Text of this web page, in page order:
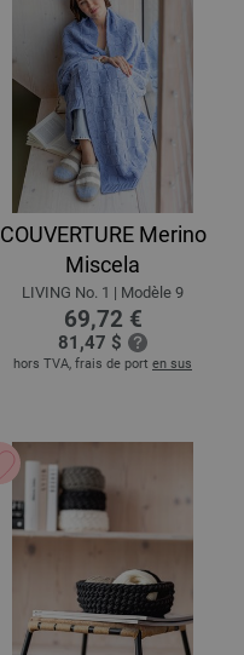
COUVERTURE Merino
Miscela
LIVING No. 1 | Modèle 9
69,72 €
81,47 $
hors TVA, frais de port en sus